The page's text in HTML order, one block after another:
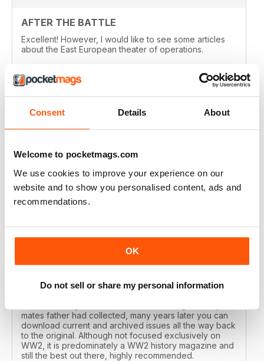
Consent Details About
Welcome to pocketmags.com
We use cookies to improve your experience on our
website and to show you personalised content, ads and
recommendations.
OK
Do not sell or share my personal information
AFTER THE BATTLE
Excellent! However, I would like to see some articles
about the East European theater of operations.
Recensito 15 agosto 2020
Great magazines for both young and old
Recensito 17 luglio 2019
THE BEST THEN & NOW MILITARY HISTORY
After the Battle began as a project in 1973 just 28 years
the start of 1975 from that research. The magazine
mates father had collected, many years later you can
download current and archived issues all the way back
to the original. Although not focused exclusively on
WW2, it is predominately a WW2 history magazine and
still the best out there, highly recommended.